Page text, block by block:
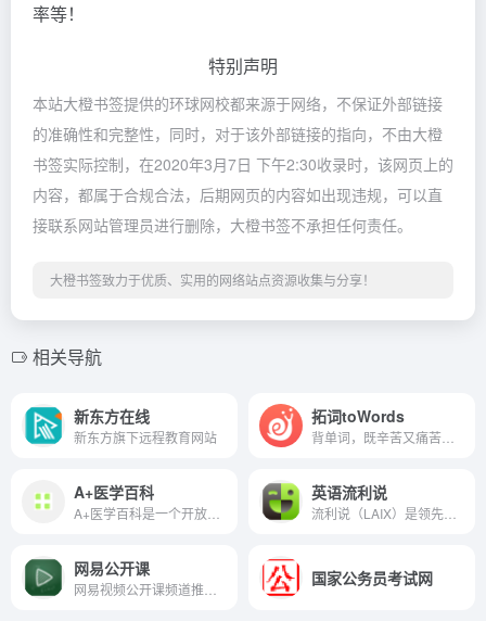
率等！
特别声明
本站大橙书签提供的环球网校都来源于网络，不保证外部链接
的准确性和完整性，同时，对于该外部链接的指向，不由大橙
书签实际控制，在2020年3月7日 下午2:30收录时，该网页上的
内容，都属于合规合法，后期网页的内容如出现违规，可以直
接联系网站管理员进行删除，大橙书签不承担任何责任。
大橙书签致力于优质、实用的网络站点资源收集与分享！
相关导航
新东方在线
新东方旗下远程教育网站
拓词toWords
A+医学百科 英语流利说
网易公开课 国家公务员考试网